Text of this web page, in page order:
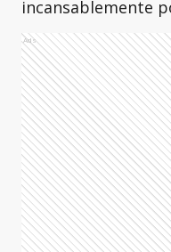
incansablemente
Ads